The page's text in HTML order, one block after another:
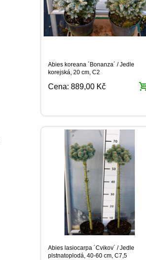
Abies koreana ´Bonanza´ / Jedle
korejská, 20 cm, C2
Cena: 889,00 Kč
Abies lasiocarpa ´Cvikov´ / Jedle
plstnatoplodá, 40-60 cm, C7,5